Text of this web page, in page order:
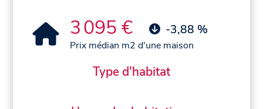
3 095 € -3,88 %
Prix médian m2 d'une maison
Type d'habitat